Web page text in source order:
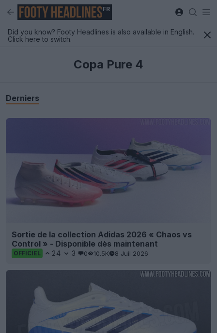
FR
Did you know? Footy Headlines is also available in English.
Click here to switch.
Copa Pure 4
Derniers
Sortie de la collection Adidas 2026 « Chaos vs
Control » - Disponible dès maintenant
OFFICIEL 24 3 0 10.5K 8 Juil 2026